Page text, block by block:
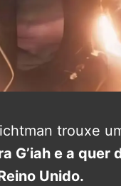
trouxe
G’iah e a quer
Unido.